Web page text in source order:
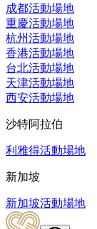
成都活動場地
重慶活動場地
杭州活動場地
香港活動場地
台北活動場地
天津活動場地
西安活動場地
沙特阿拉伯
利雅得活動場地
新加坡
新加坡活動場地